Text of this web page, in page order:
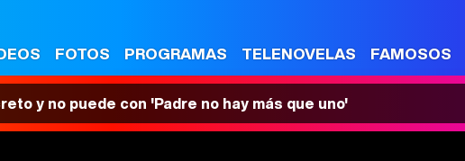
FOTOS PROGRAMAS TELENOVELAS FAMOSOS
y no puede con 'Padre no hay más que uno'